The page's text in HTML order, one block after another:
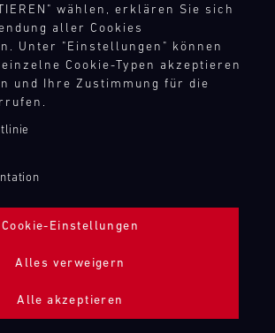
wählen, erklären Sie sich
aller Cookies
Unter "Einstellungen" können
Cookie-Typen akzeptieren
und Ihre Zustimmung für die
Cookie-Einstellungen
Alles verweigern
Alle akzeptieren